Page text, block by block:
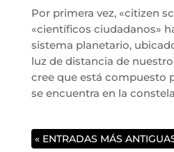
Por primera vez, «citizen
«científicos ciudadanos»
sistema planetario,
luz de distancia de nuestro
cree que está compuesto
se encuentra en la
« ENTRADAS MÁS